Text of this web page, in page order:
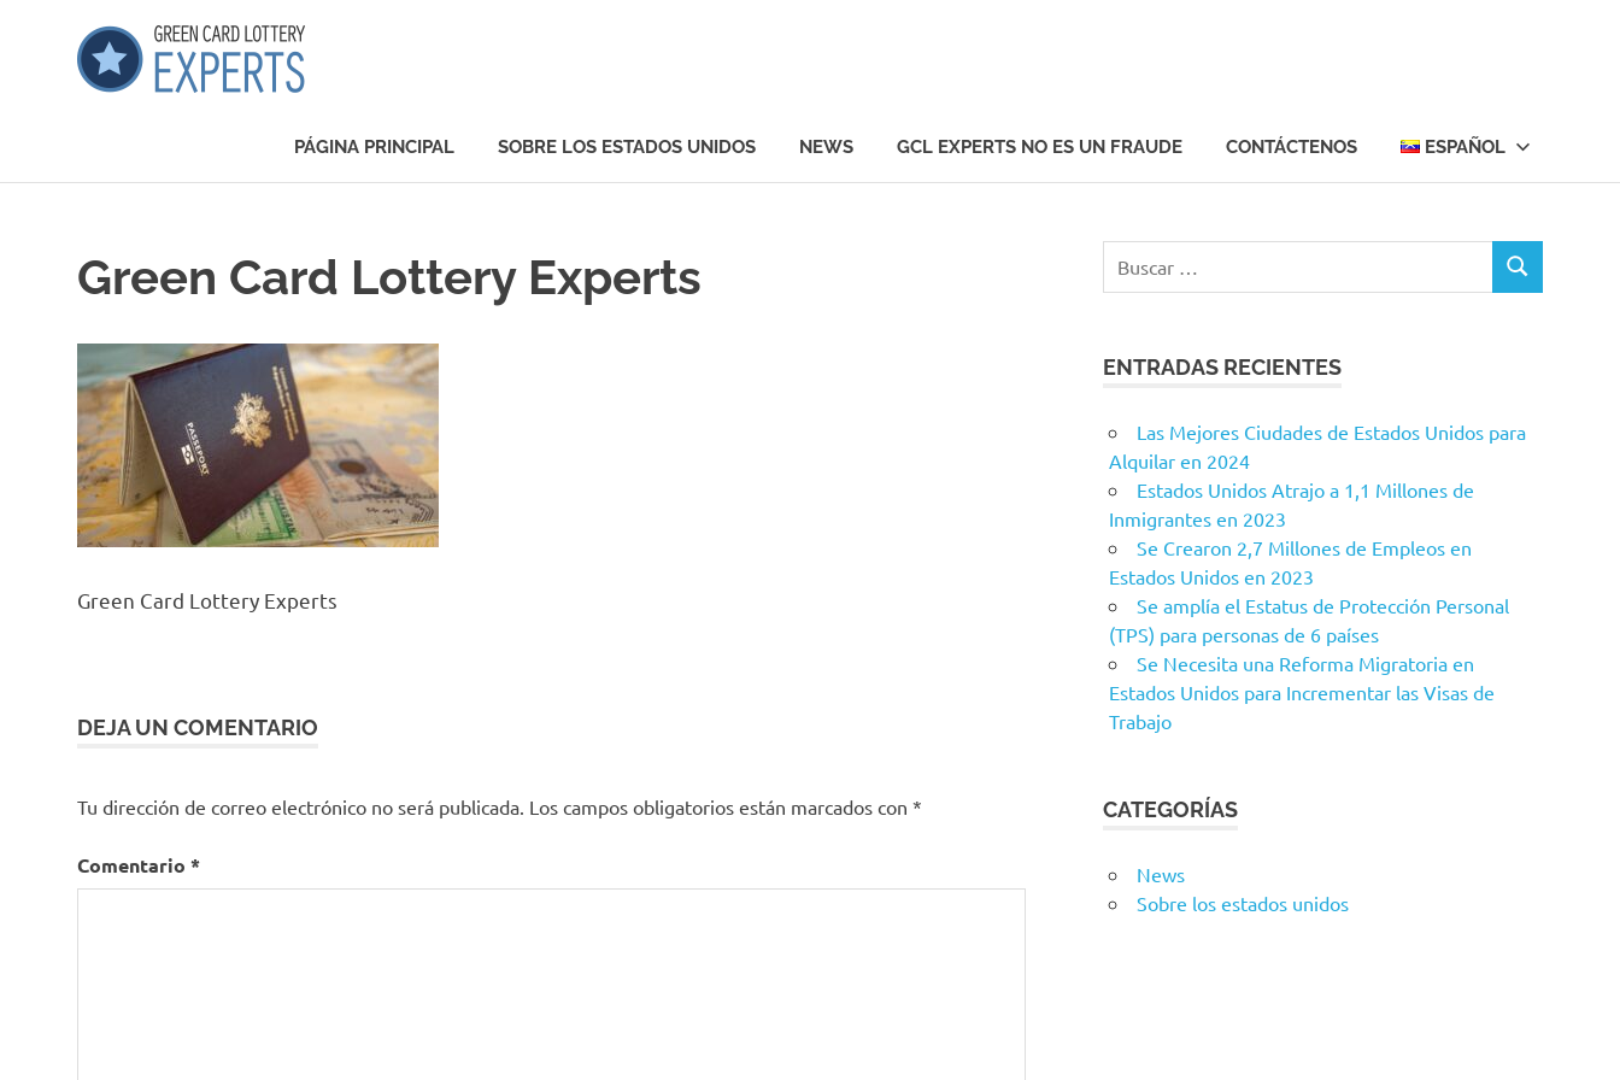
contenido
Experts
PÁGINA PRINCIPAL SOBRE LOS ESTADOS UNIDOS NEWS GCL EXPERTS NO ES UN FRAUDE CONTÁCTENOS ESPAÑOL
Green Card Lottery Experts
Green Card Lottery Experts
DEJA UN COMENTARIO
Tu dirección de correo electrónico no será publicada. Los campos obligatorios están marcados con *
Comentario *
BUSCAR
ENTRADAS RECIENTES
Las Mejores Ciudades de Estados Unidos para
Alquilar en 2024
Estados Unidos Atrajo a 1,1 Millones de
Inmigrantes en 2023
Se Crearon 2,7 Millones de Empleos en
Estados Unidos en 2023
Se amplía el Estatus de Protección Personal
(TPS) para personas de 6 países
Se Necesita una Reforma Migratoria en
Estados Unidos para Incrementar las Visas de
Trabajo
CATEGORÍAS
News
Sobre los estados unidos